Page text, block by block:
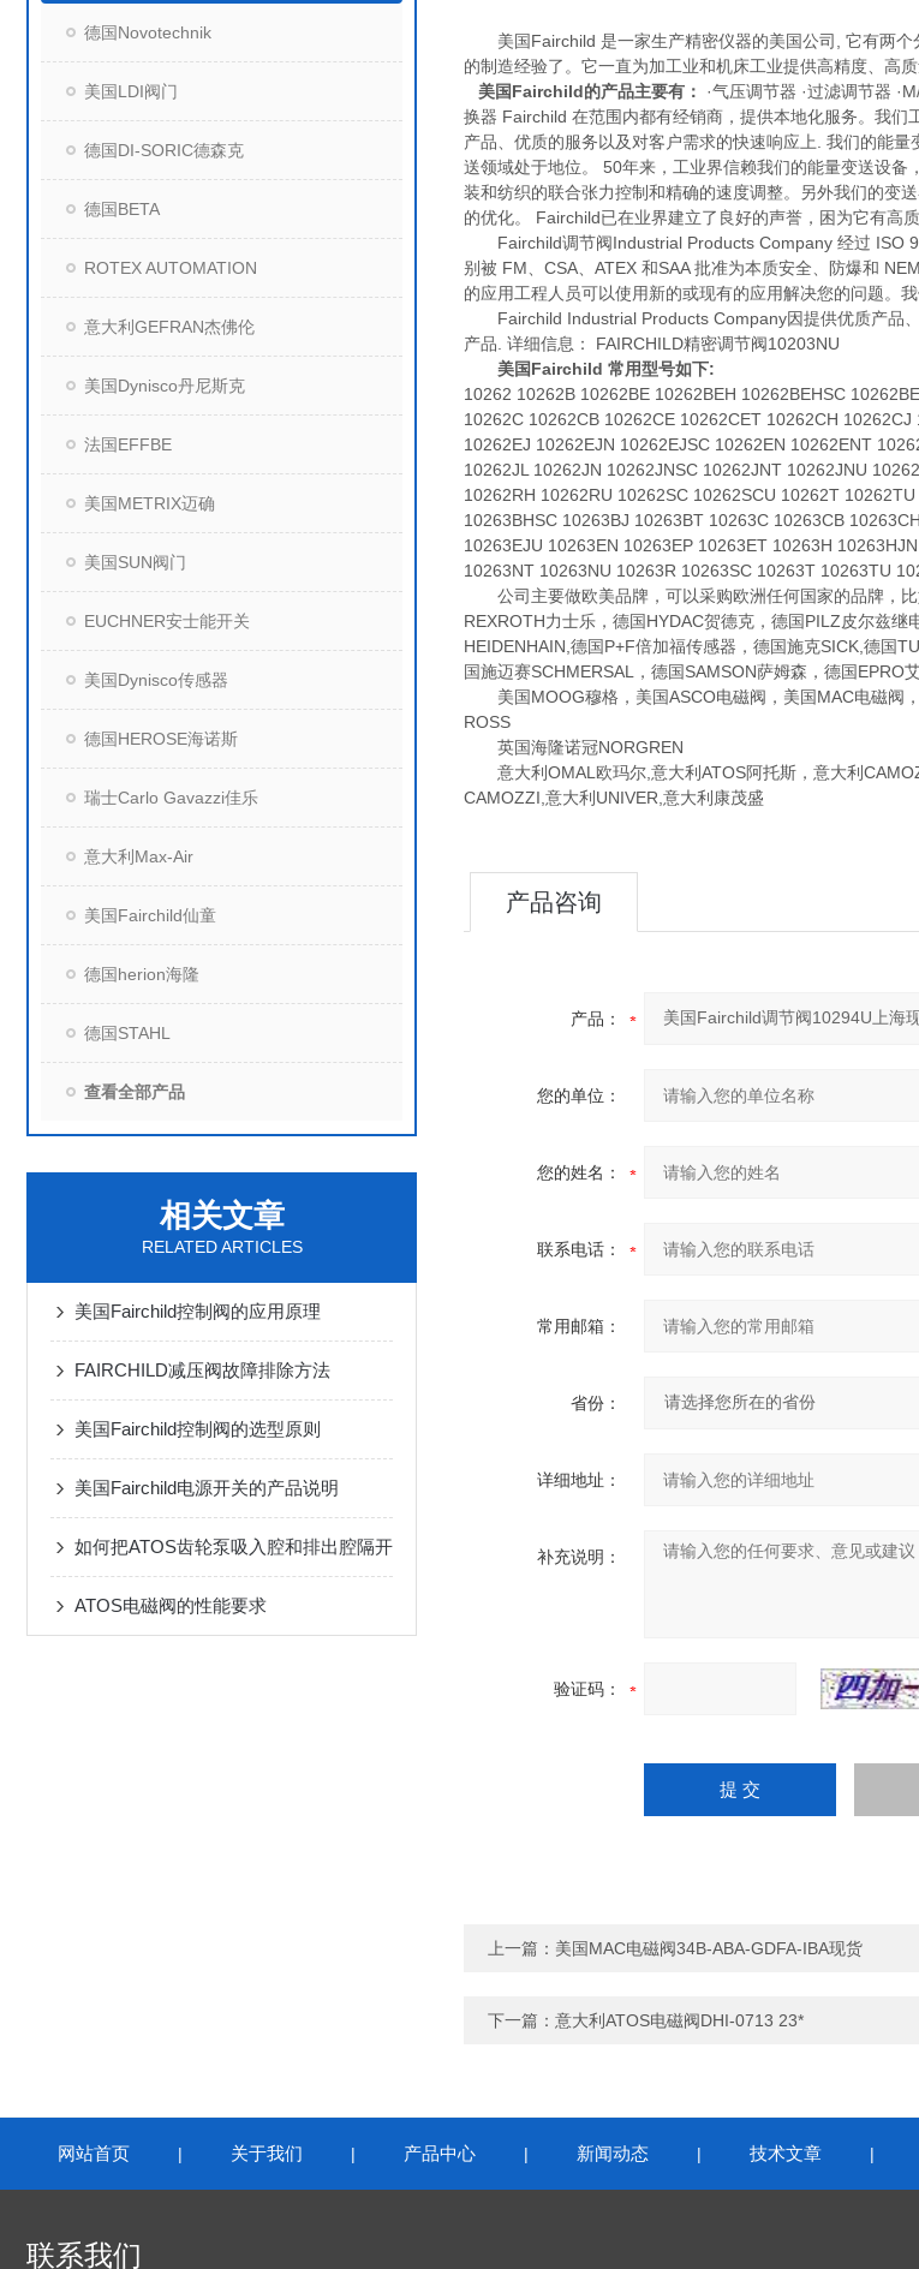
德国Novotechnik
美国LDI阀门
德国DI-SORIC德森克
德国BETA
ROTEX AUTOMATION
意大利GEFRAN杰佛伦
美国Dynisco丹尼斯克
法国EFFBE
美国METRIX迈确
美国SUN阀门
EUCHNER安士能开关
美国Dynisco传感器
德国HEROSE海诺斯
瑞士Carlo Gavazzi佳乐
意大利Max-Air
美国Fairchild仙童
德国herion海隆
德国STAHL
查看全部产品
相关文章
RELATED ARTICLES
美国Fairchild控制阀的应用原理
FAIRCHILD减压阀故障排除方法
美国Fairchild控制阀的选型原则
美国Fairchild电源开关的产品说明
如何把ATOS齿轮泵吸入腔和排出腔隔开
ATOS电磁阀的性能要求
美国Fairchild 是一家生产精密仪器的美国公司, 它有两个
的制造经验了。它一直为加工业和机床工业提供高精度、高质
美国Fairchild的产品主要有：
·气压调节器 ·过滤调节器
换器 Fairchild 在范围内都有经销商，提供本地化服务。我
产品、优质的服务以及对客户需求的快速响应上. 我们的能
送领域处于地位。 50年来，工业界信赖我们的能量变送设
装和纺织的联合张力控制和精确的速度调整。另外我们的变
的优化。 Fairchild已在业界建立了良好的声誉，困为它有高
Fairchild调节阀Industrial Products Company 经过 ISO
别被 FM、CSA、ATEX 和SAA 批准为本质安全、防爆和
的应用工程人员可以使用新的或现有的应用解决您的问题。
Fairchild Industrial Products Company因提供优质产品、
产品. 详细信息： FAIRCHILD精密调节阀10203NU
美国Fairchild 常用型号如下:
10262 10262B 10262BE 10262BEH 10262BEHSC
10262C 10262CB 10262CE 10262CET 10262CH
10262EJ 10262EJN 10262EJSC 10262EN 10262ENT
10262JL 10262JN 10262JNSC 10262JNT 10262JNU
10262RH 10262RU 10262SC 10262SCU 10262T
10263BHSC 10263BJ 10263BT 10263C 10263CB
10263EJU 10263EN 10263EP 10263ET 10263H
10263NT 10263NU 10263R 10263SC 10263T 10263TU
公司主要做欧美品牌，可以采购欧洲任何国家的品牌，比
REXROTH力士乐，德国HYDAC贺德克，德国PILZ皮尔兹
HEIDENHAIN,德国P+F倍加福传感器，德国施克SICK,德国
国施迈赛SCHMERSAL，德国SAMSON萨姆森，德国EPRO
美国MOOG穆格，美国ASCO电磁阀，美国MAC电磁阀，
ROSS
英国海隆诺冠NORGREN
意大利OMAL欧玛尔,意大利ATOS阿托斯，意大利
CAMOZZI,意大利UNIVER,意大利康茂盛
产品咨询
产品：
您的单位：
您的姓名：
联系电话：
常用邮箱：
省份：
详细地址：
补充说明：
验证码：
上一篇： 美国MAC电磁阀34B-ABA-GDFA-IBA现货
下一篇： 意大利ATOS电磁阀DHI-0713 23*
网站首页 | 关于我们 | 产品中心 | 新闻动态 | 技术文章 |
联系我们